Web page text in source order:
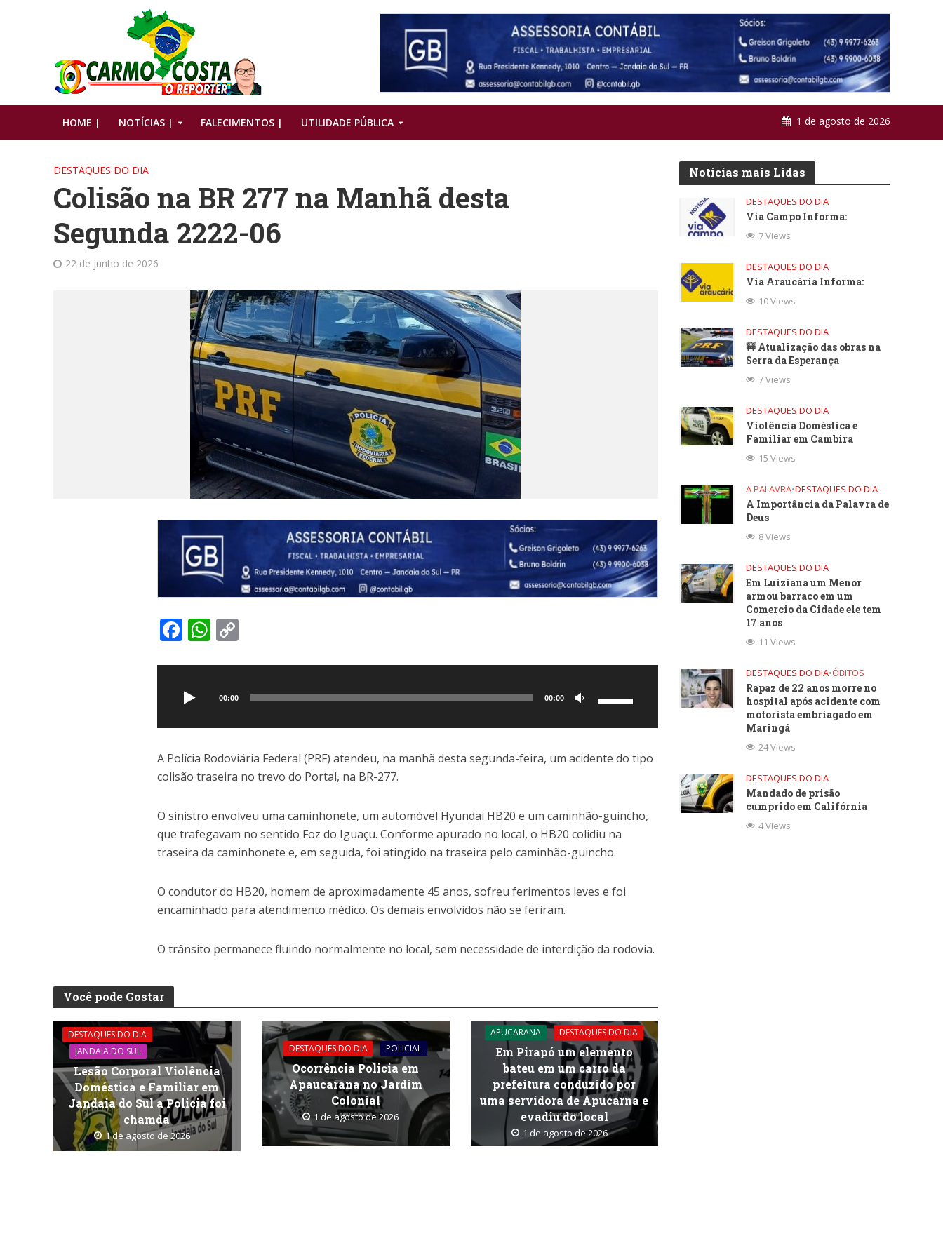
HOME | NOTÍCIAS | FALECIMENTOS | UTILIDADE PÚBLICA 1 de agosto de 2026
DESTAQUES DO DIA
Colisão na BR 277 na Manhã desta
Segunda 2222-06
22 de junho de 2026
F
e
b
k
W
at
s
p
p
y
k
Tocador
áudio
00:00 00:00
setas
baixo
para
aumentar
diminuir
A Polícia Rodoviária Federal (PRF) atendeu, na manhã desta segunda-feira, um acidente do tipo
colisão traseira no trevo do Portal, na BR-277.
O sinistro envolveu uma caminhonete, um automóvel Hyundai HB20 e um caminhão-guincho,
que trafegavam no sentido Foz do Iguaçu. Conforme apurado no local, o HB20 colidiu na
traseira da caminhonete e, em seguida, foi atingido na traseira pelo caminhão-guincho.
O condutor do HB20, homem de aproximadamente 45 anos, sofreu ferimentos leves e foi
encaminhado para atendimento médico. Os demais envolvidos não se feriram.
O trânsito permanece fluindo normalmente no local, sem necessidade de interdição da rodovia.
Você pode Gostar
DESTAQUES DO DIA
JANDAIA DO SUL
Lesão Corporal Violência
Doméstica e Familiar em
Jandaia do Sul a Policia foi
chamda
1 de agosto de 2026
DESTAQUES DO DIA POLICIAL
Ocorrência Policia em
Apaucarana no Jardim
Colonial
1 de agosto de 2026
APUCARANA DESTAQUES DO DIA
Em Pirapó um elemento
bateu em um carro da
prefeitura conduzido por
uma servidora de Apucarna e
evadiu do local
1 de agosto de 2026
Noticias mais Lidas
DESTAQUES DO DIA
Via Campo Informa:
7 Views
DESTAQUES DO DIA
Via Araucária Informa:
10 Views
DESTAQUES DO DIA
🚧 Atualização das obras na
Serra da Esperança
7 Views
DESTAQUES DO DIA
Violência Doméstica e
Familiar em Cambira
15 Views
A PALAVRA•DESTAQUES DO DIA
A Importância da Palavra de
Deus
8 Views
DESTAQUES DO DIA
Em Luiziana um Menor
armou barraco em um
Comercio da Cidade ele tem
17 anos
11 Views
DESTAQUES DO DIA•ÓBITOS
Rapaz de 22 anos morre no
hospital após acidente com
motorista embriagado em
Maringá
24 Views
DESTAQUES DO DIA
Mandado de prisão
cumprido em Califórnia
4 Views